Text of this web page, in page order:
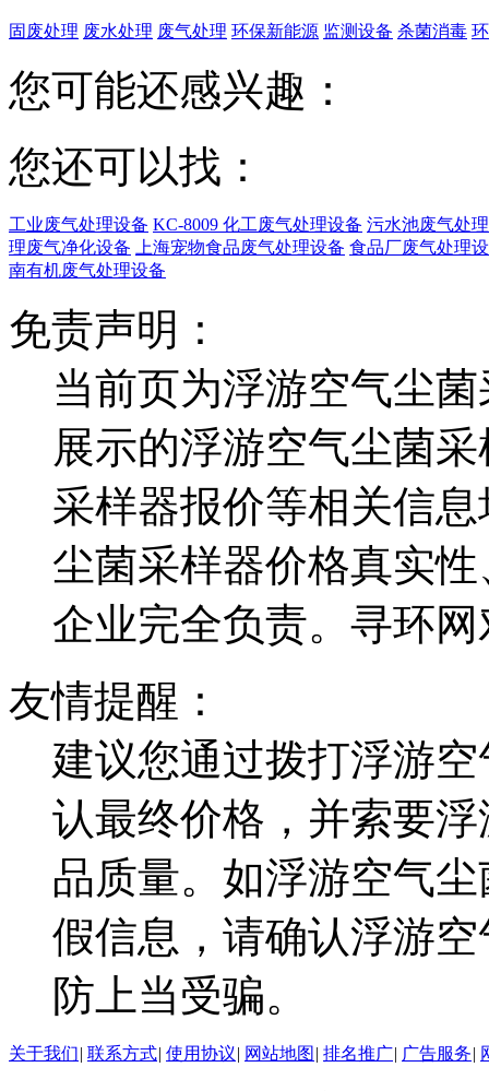
固废处理 废水处理 废气处理 环保新能源 监测设备 杀菌消毒
您可能还感兴趣：
您还可以找：
工业废气处理设备 KC-8009 化工废气处理设备 污水池废气处
理废气净化设备
上海宠物食品废气处理设备 食品厂废气处理
南有机废气处理设备
免责声明：
当前页为浮游空气尘
展示的浮游空气尘菌
采样器报价等相关信
尘菌采样器价格真实
企业完全负责。寻环
友情提醒：
建议您通过拨打浮游
认最终价格，并索要
品质量。如浮游空气
假信息，请确认浮游
防上当受骗。
关于我们| 联系方式| 使用协议| 网站地图 | 排名推广| 广告服务|